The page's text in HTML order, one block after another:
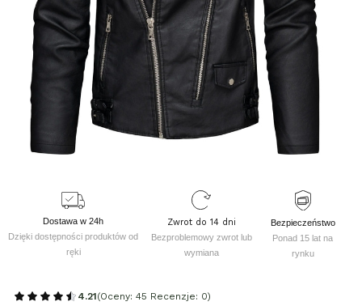
Dostawa w 24h
Dzięki dostępności produktów od
ręki
Zwrot do 14 dni
Bezproblemowy zwrot lub
wymiana
Bezpieczeństwo
Ponad 15 lat na
rynku
4.21(Oceny: 45 Recenzje: 0)